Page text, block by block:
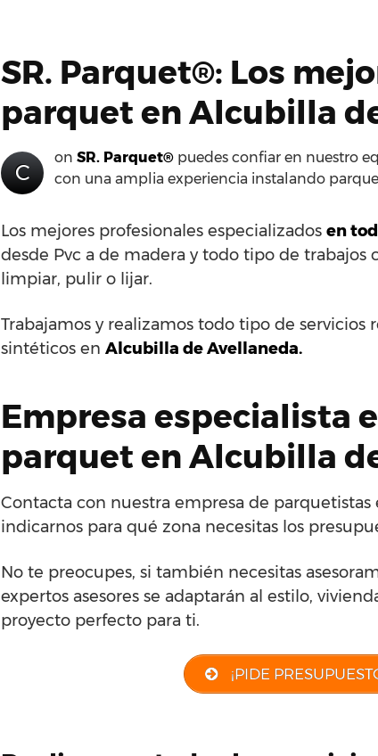
SR. Parquet®: Los
parquet en Alcubilla
C
on SR. Parquet® puedes confiar en nuestro
con una amplia experiencia instalando
Los mejores profesionales especializados en
desde Pvc a de madera y todo tipo de
limpiar, pulir o lijar.
Trabajamos y realizamos todo tipo de
sintéticos en Alcubilla de Avellaneda.
Empresa especialista
parquet en Alcubilla
Contacta con nuestra empresa de
indicarnos para qué zona necesitas los
No te preocupes, si también necesitas
expertos asesores se adaptarán al estilo,
proyecto perfecto para ti.
¡PIDE